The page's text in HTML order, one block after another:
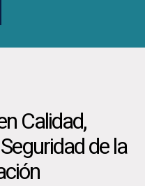
Calidad,
de la